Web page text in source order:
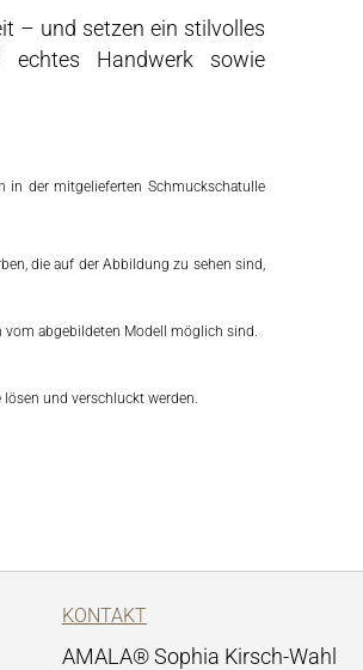
– und setzen ein stilvolles
Handwerk sowie
in der mitgelieferten Schmuckschatulle
die auf der Abbildung zu sehen sind,
vom abgebildeten Modell möglich sind.
und verschluckt werden.
KONTAKT
AMALA® Sophia Kirsch-Wahl